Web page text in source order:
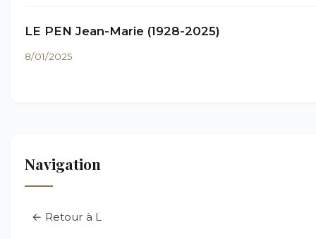
LE PEN Jean-Marie (1928-2025)
8/01/2025
Navigation
← Retour à L